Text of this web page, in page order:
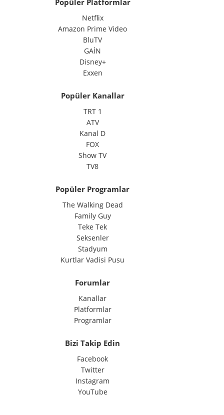
Popüler Platformlar
Netflix
Amazon Prime Video
BluTV
GAİN
Disney+
Exxen
Popüler Kanallar
TRT 1
ATV
Kanal D
FOX
Show TV
TV8
Popüler Programlar
The Walking Dead
Family Guy
Teke Tek
Seksenler
Stadyum
Kurtlar Vadisi Pusu
Forumlar
Kanallar
Platformlar
Programlar
Bizi Takip Edin
Facebook
Twitter
Instagram
YouTube